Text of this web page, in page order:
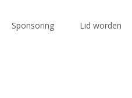
Sponsoring Lid worden